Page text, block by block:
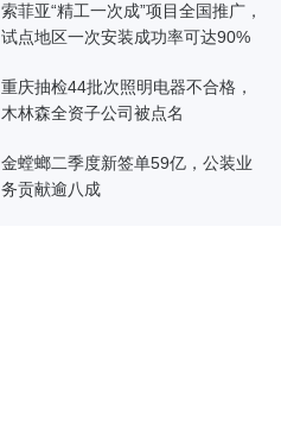
索菲亚“精工一次成”项目全国推广，
试点地区一次安装成功率可达90%
重庆抽检44批次照明电器不合格，
木林森全资子公司被点名
金螳螂二季度新签单59亿，公装业
务贡献逾八成